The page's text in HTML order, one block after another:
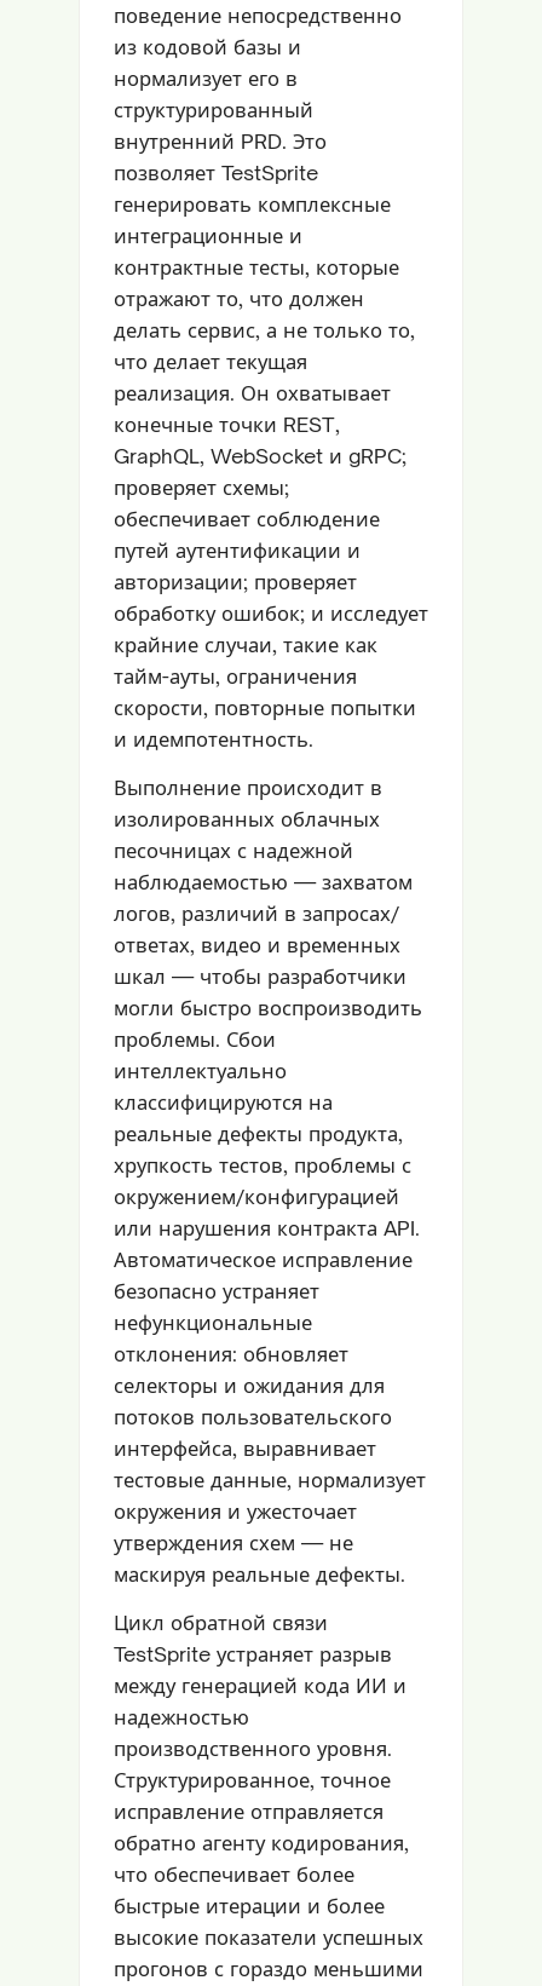
поведение непосредственно
из кодовой базы и
нормализует его в
структурированный
внутренний PRD. Это
позволяет TestSprite
генерировать комплексные
интеграционные и
контрактные тесты, которые
отражают то, что должен
делать сервис, а не только то,
что делает текущая
реализация. Он охватывает
конечные точки REST,
GraphQL, WebSocket и gRPC;
проверяет схемы;
обеспечивает соблюдение
путей аутентификации и
авторизации; проверяет
обработку ошибок; и исследует
крайние случаи, такие как
тайм-ауты, ограничения
скорости, повторные попытки
и идемпотентность.
Выполнение происходит в
изолированных облачных
песочницах с надежной
наблюдаемостью — захватом
логов, различий в запросах/
ответах, видео и временных
шкал — чтобы разработчики
могли быстро воспроизводить
проблемы. Сбои
интеллектуально
классифицируются на
реальные дефекты продукта,
хрупкость тестов, проблемы с
окружением/конфигурацией
или нарушения контракта API.
Автоматическое исправление
безопасно устраняет
нефункциональные
отклонения: обновляет
селекторы и ожидания для
потоков пользовательского
интерфейса, выравнивает
тестовые данные, нормализует
окружения и ужесточает
утверждения схем — не
маскируя реальные дефекты.
Цикл обратной связи
TestSprite устраняет разрыв
между генерацией кода ИИ и
надежностью
производственного уровня.
Структурированное, точное
исправление отправляется
обратно агенту кодирования,
что обеспечивает более
быстрые итерации и более
высокие показатели успешных
прогонов с гораздо меньшими